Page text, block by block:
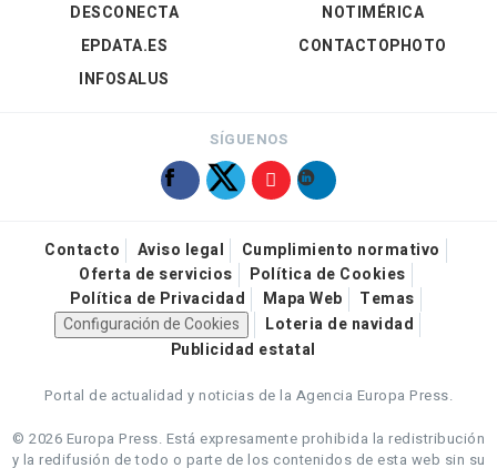
DESCONECTA
EPDATA.ES
INFOSALUS
NOTIMÉRICA
CONTACTOPHOTO
SÍGUENOS
Contacto Aviso legal
Cumplimiento normativo
Oferta de servicios
Política de Cookies
Política de Privacidad
Mapa Web
Temas
Configuración de Cookies
Loteria de navidad
Publicidad estatal
Portal de actualidad y noticias de la Agencia Europa Press.
© 2026 Europa Press. Está expresamente prohibida la redistribución
y la redifusión de todo o parte de los contenidos de esta web sin su